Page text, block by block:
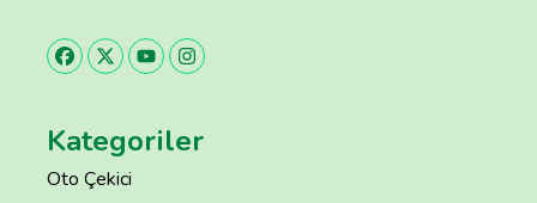
Kategoriler
Oto Çekici